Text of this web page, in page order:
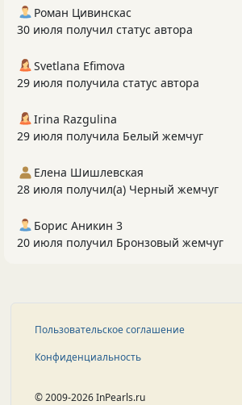
Роман Цивинскас
30 июля получил статус автора
Svetlana Efimova
29 июля получила статус автора
Irina Razgulina
29 июля получила Белый жемчуг
Елена Шишлевская
28 июля получил(а) Черный жемчуг
Борис Аникин 3
20 июля получил Бронзовый жемчуг
Пользовательское соглашение
Конфиденциальность
© 2009-2026 InPearls.ru